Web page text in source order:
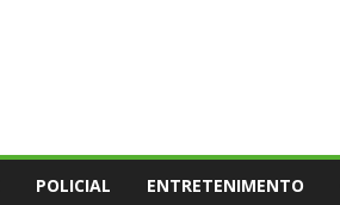
POLICIAL ENTRETENIMENTO